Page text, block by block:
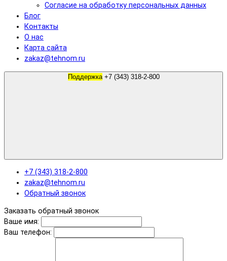
Согласие на обработку персональных данных
Блог
Контакты
О нас
Карта сайта
zakaz@tehnom.ru
Поддержка +7 (343) 318-2-800
+7 (343) 318-2-800
zakaz@tehnom.ru
Обратный звонок
Заказать обратный звонок
Ваше имя:
Ваш телефон: